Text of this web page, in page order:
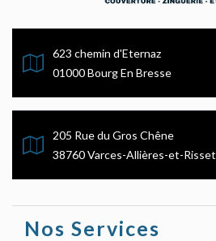
623 chemin d'Eternaz
01000 Bourg En Bresse
205 Rue du Gros Chêne
38760 Varces-Allières-et-Risset
Nos Services